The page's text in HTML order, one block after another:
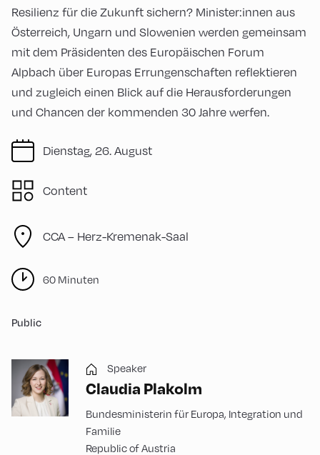
Dienstag, 26. August
Content
CCA – Herz-Kremenak-Saal
60 Minuten
Public
Resilienz für die Zukunft sichern? Minister:innen aus
Österreich, Ungarn und Slowenien werden gemeinsam
mit dem Präsidenten des Europäischen Forum
Alpbach über Europas Errungenschaften reflektieren
und zugleich einen Blick auf die Herausforderungen
und Chancen der kommenden 30 Jahre werfen.
Speaker
Claudia Plakolm
Bundesministerin für Europa, Integration und
Familie
Republic of Austria